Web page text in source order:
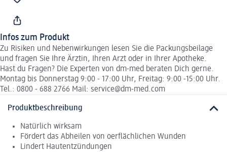
Infos zum Produkt
Zu Risiken und Nebenwirkungen lesen Sie die Packungsbeilage
und fragen Sie Ihre Ärztin, Ihren Arzt oder in Ihrer Apotheke.
Hast du Fragen? Die Experten von dm-med beraten Dich gerne.
Montag bis Donnerstag 9:00 - 17:00 Uhr, Freitag: 9:00 -15:00 Uhr.
Tel.: 0800 - 688 2766 Mail: service@dm-med.com
Produktbeschreibung
Natürlich wirksam
Fördert das Abheilen von oerflächlichen Wunden
Lindert Hautentzündungen